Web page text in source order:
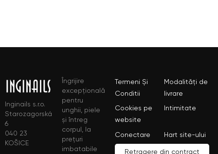
Inginails s.r.o.
Starozagorská
6
040 23
KOŠICE
Îngrijire
excepțională
pentru
unghii, piele
și întreg
corpul, la
prețuri
imbatabile
Termeni Și
Conditii
Modalități de
livrare
Cookies pe
website
Intimitate
Conectare Hart site-ului
Retragere din contract